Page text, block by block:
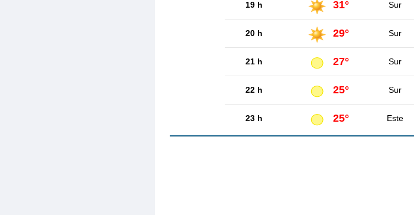
19 h 31° Sur
20 h 29° Sur
21 h 27° Sur
22 h 25° Sur
23 h 25° Este